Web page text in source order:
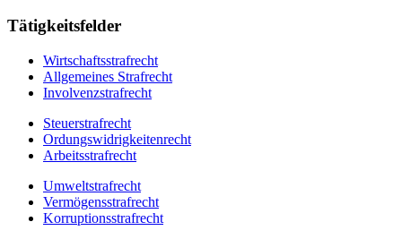
Tätigkeitsfelder
Wirtschaftsstrafrecht
Allgemeines Strafrecht
Involvenzstrafrecht
Steuerstrafrecht
Ordungswidrigkeitenrecht
Arbeitsstrafrecht
Umweltstrafrecht
Vermögensstrafrecht
Korruptionsstrafrecht